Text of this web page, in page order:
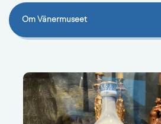
Om Vänermuseet